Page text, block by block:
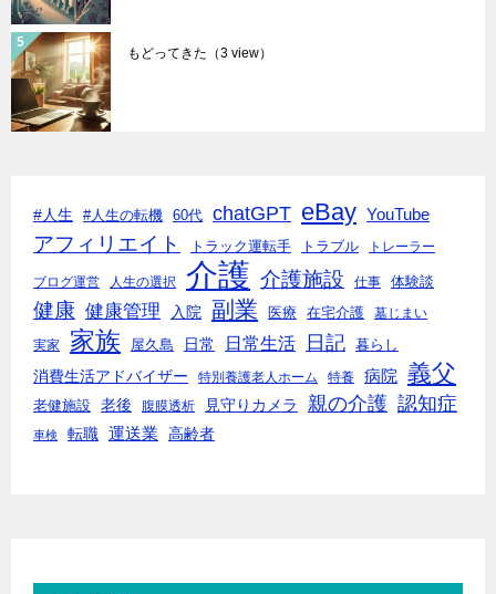
もどってきた （3 view）
#人生 #人生の転機 60代 chatGPT eBay YouTube
アフィリエイト トラック運転手 トラブル トレーラー
ブログ運営 人生の選択 介護 介護施設 仕事 体験談
健康 健康管理 入院 副業 医療 在宅介護 墓じまい
実家 家族 屋久島 日常 日常生活 日記 暮らし
消費生活アドバイザー 特別養護老人ホーム 特養 病院 義父
老健施設 老後 腹膜透析 見守りカメラ 親の介護 認知症
車検 転職 運送業 高齢者